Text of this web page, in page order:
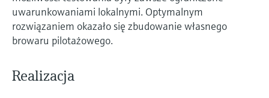
uwarunkowaniami lokalnymi. Optymalnym
rozwiązaniem okazało się zbudowanie własnego
browaru pilotażowego.
Realizacja